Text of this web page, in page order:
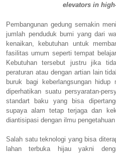
elevators in
Pembangunan gedung semakin
jumlah penduduk bumi yang dari
kenaikan, kebutuhan untuk
fasilitas umum seperti tempat
Kebutuhan tersebut justru jika
peraturan atau dengan artian lain
buruk bagi keberlangsungan
diperhatikan suatu persyaratan-
standart baku yang bisa
supaya alam tetap terjaga dan
diantisipasi dengan ilmu pengetahuan
Salah satu teknologi yang bisa
lahan terbuka hijau yakni